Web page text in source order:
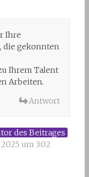
Ihre
die gekonnten
Ihrem Talent
Arbeiten.
Antwort
des Beitrages
um 3:02